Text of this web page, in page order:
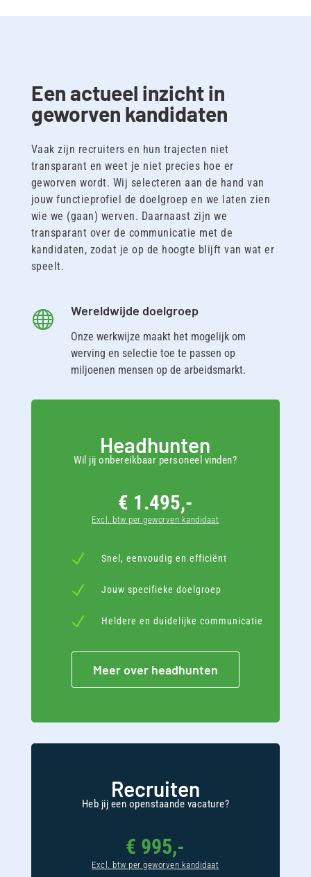
Een actueel inzicht in
geworven kandidaten
Vaak zijn recruiters en hun trajecten niet
transparant en weet je niet precies hoe er
geworven wordt. Wij selecteren aan de hand van
jouw functieprofiel de doelgroep en we laten zien
wie we (gaan) werven. Daarnaast zijn we
transparant over de communicatie met de
kandidaten, zodat je op de hoogte blijft van wat er
speelt.
 Wereldwijde doelgroep
Onze werkwijze maakt het mogelijk om
werving en selectie toe te passen op
miljoenen mensen op de arbeidsmarkt.
Headhunten
Wil jij onbereikbaar personeel vinden?
€ 1.495,-
Excl. btw per geworven kandidaat
N Snel, eenvoudig en efficiënt
N Jouw specifieke doelgroep
N Heldere en duidelijke communicatie
Meer over headhunten
Recruiten
Heb jij een openstaande vacature?
€ 995,-
Excl. btw per geworven kandidaat